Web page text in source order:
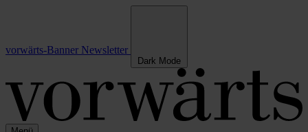
vorwärts-Banner Newsletter
Dark Mode